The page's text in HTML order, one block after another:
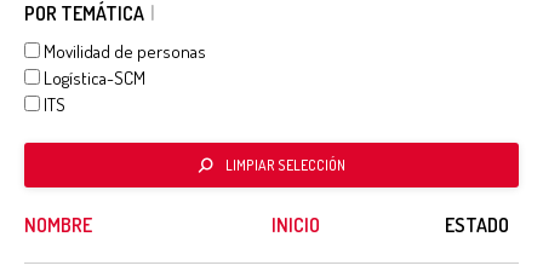
POR TEMÁTICA
Movilidad de personas
Logística-SCM
ITS
LIMPIAR SELECCIÓN
NOMBRE INICIO ESTADO